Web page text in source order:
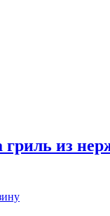
гриль из